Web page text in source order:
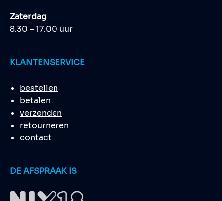
Zaterdag
8.30 – 17.00 uur
KLANTENSERVICE
bestellen
betalen
verzenden
retourneren
contact
DE AFSPRAAK IS